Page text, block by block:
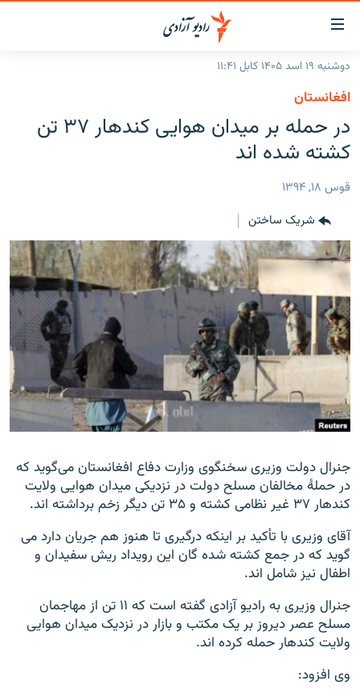
لینک‌های
قابل
دسترسی
به
متن
اصلی
بازگشت
منوی
مراجعه
به
صفحه
جستجو
گزارش‌ها
افغانستان
جهان
خبرها
مصاحبه‌ها
برنامه‌ها
مجموعه تصویری
ورزش
بحران مهاجرت
'کووید-۱۹'
تماس
صفحه پشتو
به ما بپیوندید
همۀ سایت‌های رادیو آزادی/ رادیو اروپای آزاد
دوشنبه ۱۹ اسد ۱۴۰۵ کابل ۱۱:۴۱
افغانستان
در حمله بر میدان هوایی کندهار ۳۷ تن
کشته شده اند
قوس ۱۸, ۱۳۹۴
شریک ساختن
جنرال دولت وزیری سخنگوی وزارت دفاع افغانستان می‌گوید که
در حملۀ مخالفان مسلح دولت در نزدیکی میدان هوایی ولایت
کندهار ۳۷ غیر نظامی کشته و ۳۵ تن دیگر زخم برداشته اند.
آقای وزیری با تأکید بر اینکه درگیری تا هنوز هم جریان دارد می
گوید که در جمع کشته شده گان این رویداد ریش سفیدان و
اطفال نیز شامل اند.
جنرال وزیری به رادیو آزادی گفته است که ۱۱ تن از مهاجمان
مسلح عصر دیروز بر یک مکتب و بازار در نزدیک میدان هوایی
ولایت کندهار حمله کرده اند.
وی افزود: